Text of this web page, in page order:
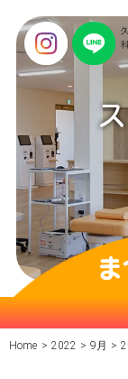
Home > 2022 > 9月 >